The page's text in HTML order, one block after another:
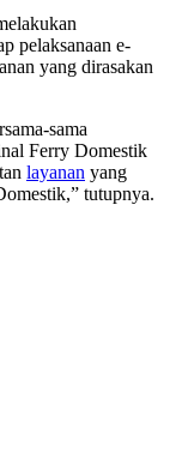
pelaksanaan e-
yang dirasakan
sama
Ferry Domestik
layanan yang
tutupnya.